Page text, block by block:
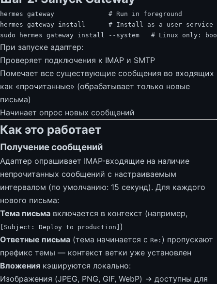
hermes gateway
# Run in foreground
hermes gateway install
# Install as a user service
sudo
hermes gateway install --system # Linux only:
При запуске адаптер:
Проверяет подключения к IMAP и SMTP
Помечает все существующие сообщения во входящих
как «прочитанные» (обрабатывает только новые
письма)
Начинает опрос новых сообщений
Как это работает
Получение сообщений
Адаптер опрашивает IMAP-входящие на наличие
непрочитанных сообщений с настраиваемым
интервалом (по умолчанию: 15 секунд). Для каждого
нового письма:
Тема письма включается в контекст (например,
[Subject: Deploy to production] )
Ответные письма (тема начинается с Re: ) пропускают
префикс темы — контекст ветки уже установлен
Вложения кэшируются локально:
Изображения (JPEG, PNG, GIF, WebP) → доступны для